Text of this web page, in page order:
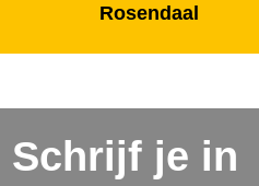
Rosendaal
Schrijf je in